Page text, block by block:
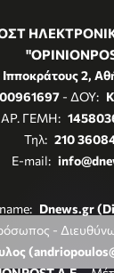
Ιπποκράτους 2,
- ΔΟΥ:
ΑΡ. ΓΕΜΗ:
Τηλ: 210
E-mail:
Dnews.gr
-